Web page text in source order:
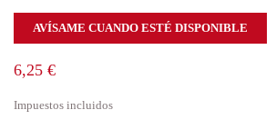
AVÍSAME CUANDO ESTÉ DISPONIBLE
6,25 €
Impuestos incluidos